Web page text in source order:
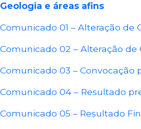
Geologia e áreas afins
Comunicado 01 – Alteração de
Comunicado 02 – Alteração de
Comunicado 03 – Convocação
Comunicado 04 – Resultado
Comunicado 05 – Resultado